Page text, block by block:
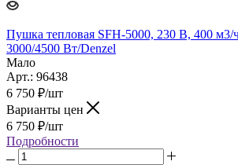
Пушка тепловая SFH-5000, 230 В, 400 м3/
3000/4500 Вт/Denzel
Мало
Арт.: 96438
6 750 ₽/шт
Варианты цен
6 750 ₽/шт
Подробности